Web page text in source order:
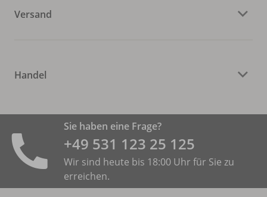
Versand
Handel
Sie haben eine Frage?
+49 531 ­123 25 125
Wir sind heute bis 18:00 Uhr für Sie zu
erreichen.